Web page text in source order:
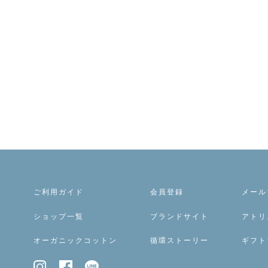
ご利用ガイド
ショップ一覧
オーガニックコットン
会員登録
ブランドサイト
循環ストーリー
メー
アト
ギフ